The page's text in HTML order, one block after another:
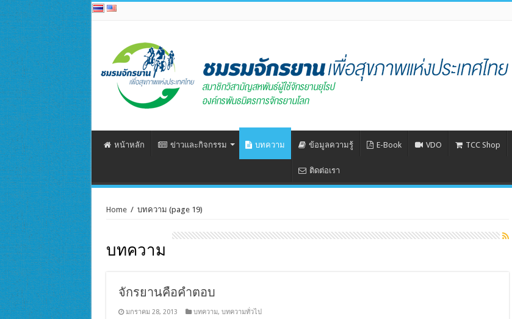
หน้าหลัก ข่าวและกิจกรรม บทความ ข้อมูลความรู้ E-Book VDO TCC Shop
ติดต่อเรา
Home / บทความ (page 19)
บทความ
จักรยานคือคำตอบ
มกราคม 28, 2013 บทความ, บทความทั่วไป